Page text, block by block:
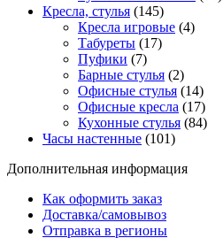
Кресла, стулья (145)
Кресла игровые (4)
Табуреты (17)
Пуфики (7)
Барные стулья (2)
Офисные стулья (14)
Офисные кресла (17)
Кухонные стулья (84)
Часы настенные (101)
Дополнительная информация
Как оформить заказ
Доставка/самовывоз
Отправка в регионы